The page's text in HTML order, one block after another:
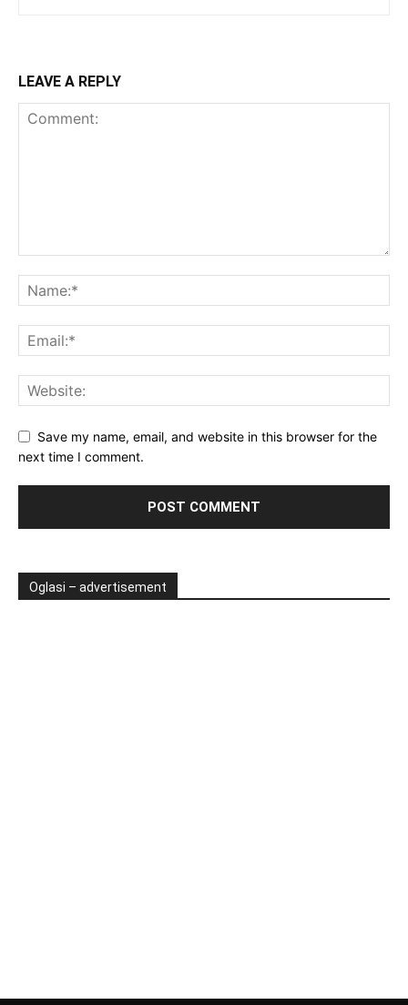
LEAVE A REPLY
Save my name, email, and website in this browser for the
next time I comment.
Oglasi – advertisement